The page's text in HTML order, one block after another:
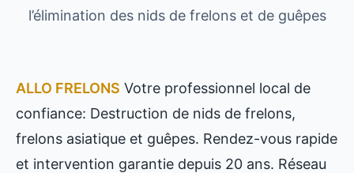
l’élimination des nids de frelons et de guêpes
ALLO FRELONS Votre professionnel local de
confiance: Destruction de nids de frelons,
frelons asiatique et guêpes. Rendez-vous rapide
et intervention garantie depuis 20 ans. Réseau